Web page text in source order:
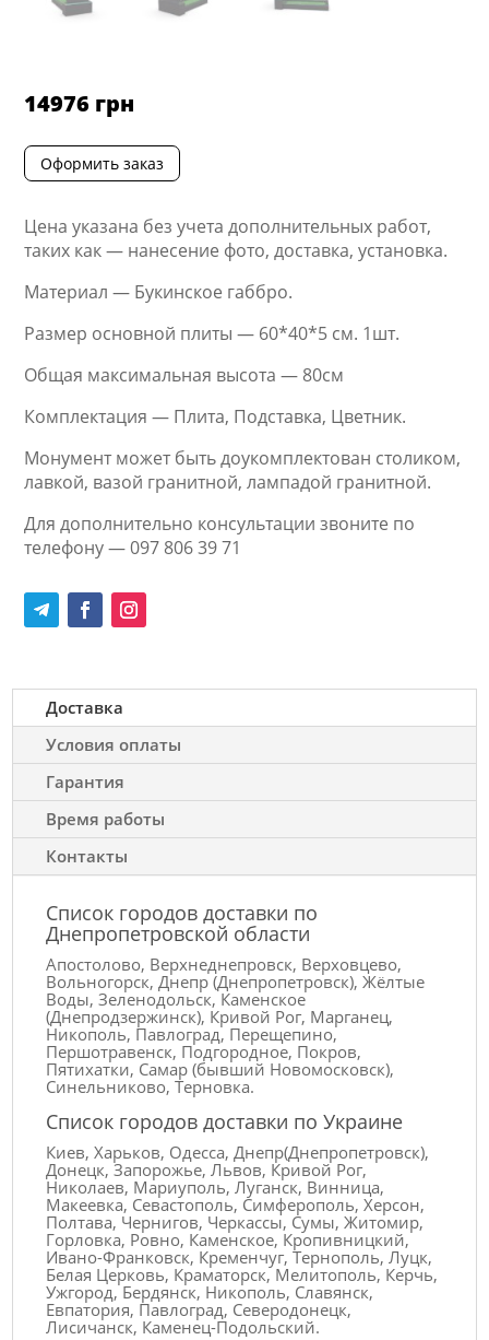
14976 грн
Оформить заказ
Цена указана без учета дополнительных работ,
таких как — нанесение фото, доставка, установка.
Материал — Букинское габбро.
Размер основной плиты — 60*40*5 см. 1шт.
Общая максимальная высота — 80см
Комплектация — Плита, Подставка, Цветник.
Монумент может быть доукомплектован столиком,
лавкой, вазой гранитной, лампадой гранитной.
Для дополнительно консультации звоните по
телефону — 097 806 39 71
Доставка
Условия оплаты
Гарантия
Время работы
Контакты
Список городов доставки по
Днепропетровской области
Апостолово, Верхнеднепровск, Верховцево,
Вольногорск, Днепр (Днепропетровск), Жёлтые
Воды, Зеленодольск, Каменское
(Днепродзержинск), Кривой Рог, Марганец,
Никополь, Павлоград, Перещепино,
Першотравенск, Подгородное, Покров,
Пятихатки, Самар (бывший Новомосковск),
Синельниково, Терновка.
Список городов доставки по Украине
Киев, Харьков, Одесса, Днепр(Днепропетровск),
Донецк, Запорожье, Львов, Кривой Рог,
Николаев, Мариуполь, Луганск, Винница,
Макеевка, Севастополь, Симферополь, Херсон,
Полтава, Чернигов, Черкассы, Сумы, Житомир,
Горловка, Ровно, Каменское, Кропивницкий,
Ивано-Франковск, Кременчуг, Тернополь, Луцк,
Белая Церковь, Краматорск, Мелитополь, Керчь,
Ужгород, Бердянск, Никополь, Славянск,
Евпатория, Павлоград, Северодонецк,
Лисичанск, Каменец-Подольский.